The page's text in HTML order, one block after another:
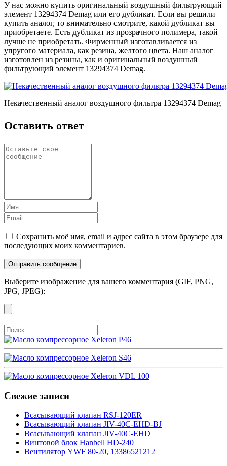
У нас можно купить оригинальный воздушный фильтрующий
элемент 13294374 Demag или его дубликат. Если вы решили
купить аналог, то внимательно смотрите, какой дубликат вы
приобретаете. Есть дубликат из прозрачного полимера, такой
лучше не приобретать. Фирменный изготавливается из
упругого материала, как резина, желтого цвета. Наш аналог
изготовлен из резины, как и оригинальный воздушный
фильтрующий элемент 13294374 Demag.
Некачественный аналог воздушного фильтра 13294374 Demag
Оставить ответ
Сохранить моё имя, email и адрес сайта в этом браузере для
последующих моих комментариев.
Выберите изображение для вашего комментария (GIF, PNG,
JPG, JPEG):
Свежие записи
Всасывающий клапан RSJ-120ER
Всасывающий клапан JIV-40C-EHD-BJ
Всасывающий клапан JIV-40C-EHD
Винтовой блок Hanbell HD-240
Вентилятор YWF 80-20, 13386521212